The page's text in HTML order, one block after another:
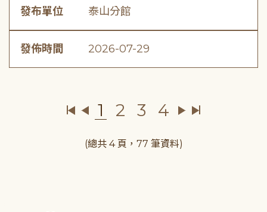
發布單位 泰山分館
發佈時間 2026-07-29
1 2 3 4
(總共 4 頁，77 筆資料)